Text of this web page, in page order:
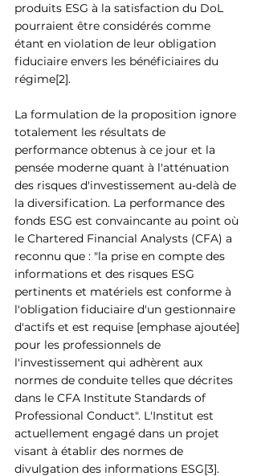
produits ESG à la satisfaction du DoL
pourraient être considérés comme
étant en violation de leur obligation
fiduciaire envers les bénéficiaires du
régime[2].
La formulation de la proposition ignore
totalement les résultats de
performance obtenus à ce jour et la
pensée moderne quant à l'atténuation
des risques d'investissement au-delà de
la diversification. La performance des
fonds ESG est convaincante au point où
le Chartered Financial Analysts (CFA) a
reconnu que : "la prise en compte des
informations et des risques ESG
pertinents et matériels est conforme à
l'obligation fiduciaire d'un gestionnaire
d'actifs et est requise [emphase ajoutée]
pour les professionnels de
l'investissement qui adhèrent aux
normes de conduite telles que décrites
dans le CFA Institute Standards of
Professional Conduct". L'Institut est
actuellement engagé dans un projet
visant à établir des normes de
divulgation des informations ESG[3].